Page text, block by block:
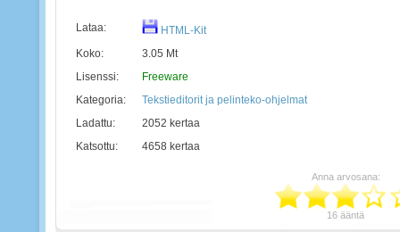
Lataa:
HTML-Kit
Koko:
3.05 Mt
Lisenssi:
Freeware
Kategoria:
Tekstieditorit ja pelinteko-ohjelmat
Ladattu:
2052 kertaa
Katsottu:
4658 kertaa
Anna arvosana:
16 ääntä